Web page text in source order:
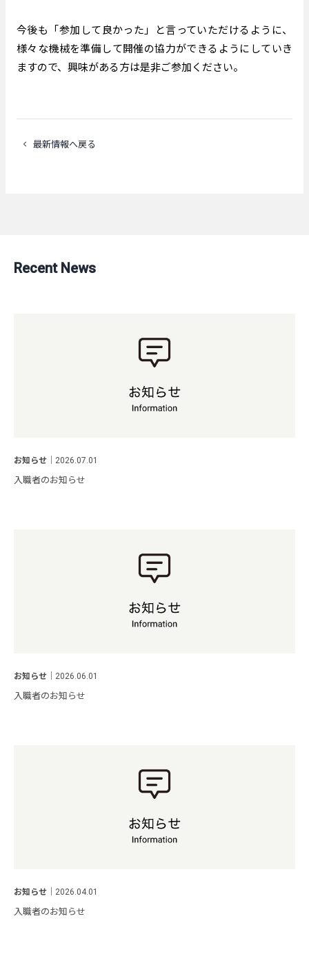
今後も「参加して良かった」と言っていただけるように、
様々な機械を準備して開催の協力ができるようにしていき
ますので、興味がある方は是非ご参加ください。
最新情報へ戻る
Recent News
お知らせ 2026.07.01
入職者のお知らせ
お知らせ 2026.06.01
入職者のお知らせ
お知らせ 2026.04.01
入職者のお知らせ